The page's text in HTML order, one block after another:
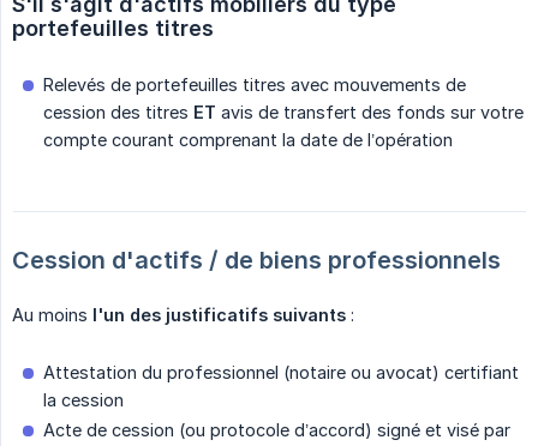
portefeuilles titres
Relevés de portefeuilles titres avec mouvements de
cession des titres ET avis de transfert des fonds sur votre
compte courant comprenant la date de l’opération
Cession d'actifs / de biens professionnels
Au moins l'un des justificatifs suivants :
Attestation du professionnel (notaire ou avocat) certifiant
la cession
Acte de cession (ou protocole d’accord) signé et visé par